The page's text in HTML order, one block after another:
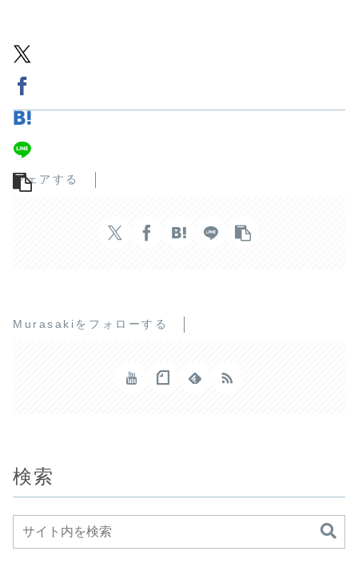
シェアする
Murasakiをフォローする
検索